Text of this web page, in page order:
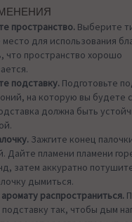
пространство. Выберите
для использования
что пространство хорошо
подставку. Подготовьте
на которую вы будете
должна быть
Зажгите конец
Дайте пламени пламени
затем аккуратно
дымиться.
распространиться.
подставку так, чтобы дым